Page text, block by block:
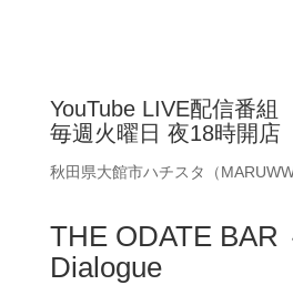
YouTube LIVE配信番組
毎週火曜日 夜18時開店
秋田県大館市ハチスタ（
THE ODATE BAR
Dialogue